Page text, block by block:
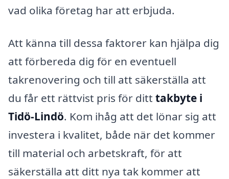
vad olika företag har att erbjuda.
Att känna till dessa faktorer kan hjälpa dig
att förbereda dig för en eventuell
takrenovering och till att säkerställa att
du får ett rättvist pris för ditt takbyte i
Tidö-Lindö. Kom ihåg att det lönar sig att
investera i kvalitet, både när det kommer
till material och arbetskraft, för att
säkerställa att ditt nya tak kommer att